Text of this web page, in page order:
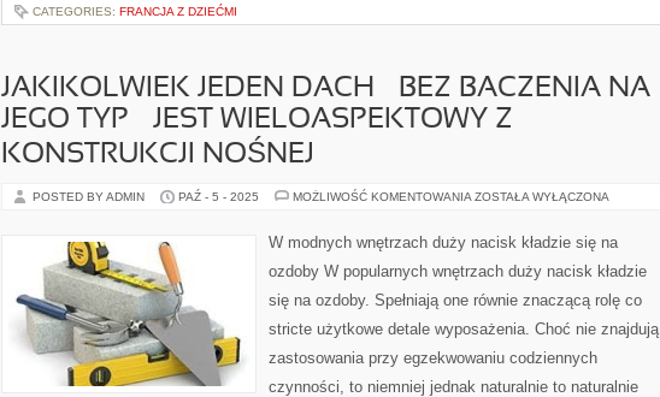
CATEGORIES: FRANCJA Z DZIEĆMI
JAKIKOLWIEK JEDEN DACH – BEZ BACZENIA NA
JEGO TYP – JEST WIELOASPEKTOWY Z
KONSTRUKCJI NOŚNEJ
POSTED BY ADMIN PAŹ - 5 - 2025 MOŻLIWOŚĆ KOMENTOWANIA JAKIKOLWIEK
BEZ
NA
TYP
JEST
Z
KONSTRUKCJI
NOŚNEJ
ZOSTAŁA WYŁĄCZONA
W modnych wnętrzach duży nacisk kładzie się na
ozdoby W popularnych wnętrzach duży nacisk kładzie
się na ozdoby. Spełniają one równie znaczącą rolę co
stricte użytkowe detale wyposażenia. Choć nie znajdują
zastosowania przy egzekwowaniu codziennych
czynności, to niemniej jednak naturalnie to naturalnie